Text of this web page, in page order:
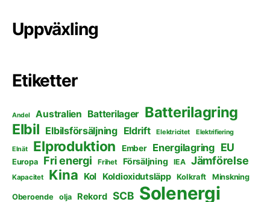
Uppväxling
Etiketter
Andel Australien Batterilager Batterilagring
Elbil Elbilsförsäljning Eldrift Elektricitet Elektrifiering
Elnät Elproduktion Ember Energilagring EU
Europa Fri energi Frihet Försäljning IEA Jämförelse
Kapacitet Kina Kol Koldioxidutsläpp Kolkraft Minskning
Oberoende olja Rekord SCB Solenergi